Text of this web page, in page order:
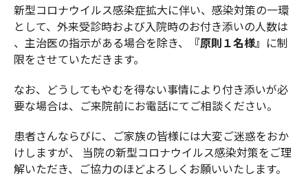
新型コロナウイルス感染症拡大に伴い、感染対策の一環
として、外来受診時および入院時のお付き添いの人数は
、主治医の指示がある場合を除き、
『原則１名様』 に制
限をさせていただきます。
なお、どうしてもやむを得ない事情により付き添いが必
要な場合は、ご来院前にお電話にてご相談ください。
患者さんならびに、ご家族の皆様には大変ご迷惑をおか
けしますが、 当院の新型コロナウイルス感染対策をご理
解いただき、ご協力のほどよろしくお願いいたします。